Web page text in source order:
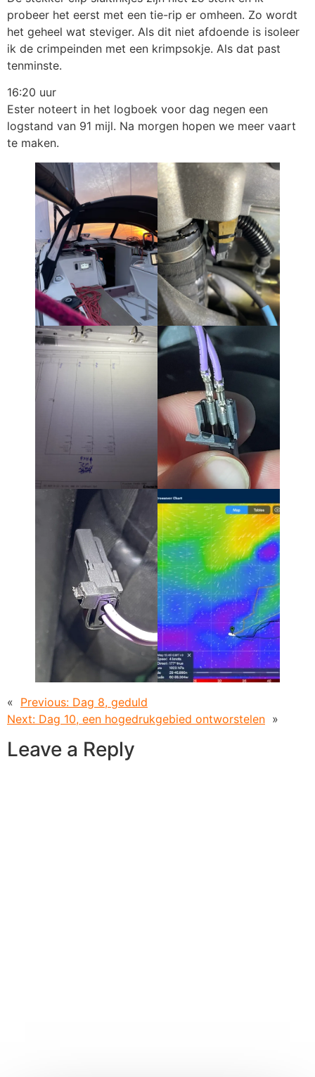
probeer het eerst met een tie-rip er omheen. Zo wordt
het geheel wat steviger. Als dit niet afdoende is isoleer
ik de crimpeinden met een krimpsokje. Als dat past
tenminste.
16:20 uur
Ester noteert in het logboek voor dag negen een
logstand van 91 mijl. Na morgen hopen we meer vaart
te maken.
« Previous: Dag 8, geduld
Next: Dag 10, een hogedrukgebied ontworstelen »
Leave a Reply